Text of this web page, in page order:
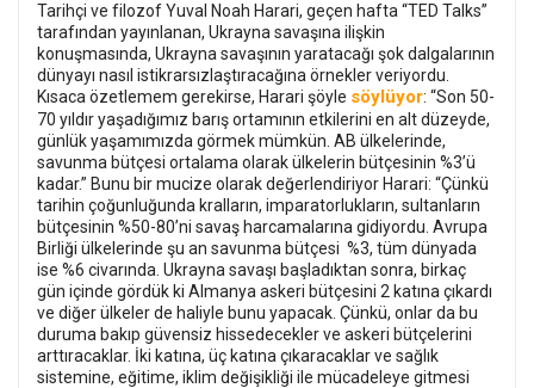
Tarihçi ve filozof Yuval Noah Harari, geçen hafta “TED Talks”
tarafından yayınlanan, Ukrayna savaşına ilişkin
konuşmasında, Ukrayna savaşının yaratacağı şok dalgalarının
dünyayı nasıl istikrarsızlaştıracağına örnekler veriyordu.
Kısaca özetlemem gerekirse, Harari şöyle söylüyor: “Son 50-
70 yıldır yaşadığımız barış ortamının etkilerini en alt düzeyde,
günlük yaşamımızda görmek mümkün. AB ülkelerinde,
savunma bütçesi ortalama olarak ülkelerin bütçesinin %3’ü
kadar.” Bunu bir mucize olarak değerlendiriyor Harari: “Çünkü
tarihin çoğunluğunda kralların, imparatorlukların, sultanların
bütçesinin %50-80’ni savaş harcamalarına gidiyordu. Avrupa
Birliği ülkelerinde şu an savunma bütçesi %3, tüm dünyada
ise %6 civarında. Ukrayna savaşı başladıktan sonra, birkaç
gün içinde gördük ki Almanya askeri bütçesini 2 katına çıkardı
ve diğer ülkeler de haliyle bunu yapacak. Çünkü, onlar da bu
duruma bakıp güvensiz hissedecekler ve askeri bütçelerini
arttıracaklar. İki katına, üç katına çıkaracaklar ve sağlık
sistemine, eğitime, iklim değişikliği ile mücadeleye gitmesi